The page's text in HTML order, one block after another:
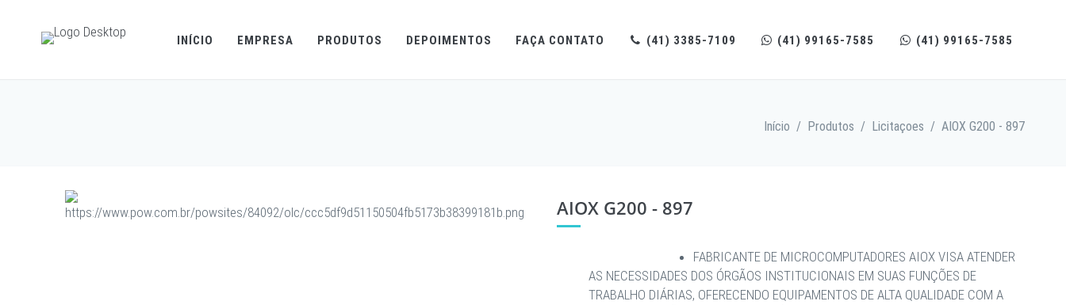
INÍCIO EMPRESA PRODUTOS DEPOIMENTOS FAÇA CONTATO (41) 3385-7109 (41) 99165-7585 (41) 99165-7585
Início / Produtos / Licitaçoes / AIOX G200 - 897
AIOX G200 - 897
FABRICANTE DE MICROCOMPUTADORES AIOX VISA ATENDER
AS NECESSIDADES DOS ÓRGÃOS INSTITUCIONAIS EM SUAS FUNÇÕES DE
TRABALHO DIÁRIAS, OFERECENDO EQUIPAMENTOS DE ALTA QUALIDADE COM A